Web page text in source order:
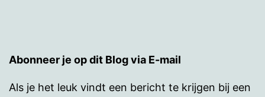
Abonneer je op dit Blog via E-mail
Als je het leuk vindt een bericht te krijgen bij een